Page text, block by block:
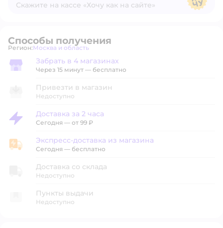
Скажите на кассе «Хочу как на сайте»
Способы получения
Регион: Выбор адреса доставки.
Москва и область
Забрать в магазине
Забрать в 4 магазинах
Через 15 минут — бесплатно
Привезти в магазин
Недоступно
Доставка за 2 часа
Доставка за 2 часа
Сегодня — от 99 ₽
Экспресс-доставка из магазина
Экспресс-доставка из магазина
Сегодня — бесплатно
Доставка со склада
Недоступно
Пункты выдачи
Недоступно